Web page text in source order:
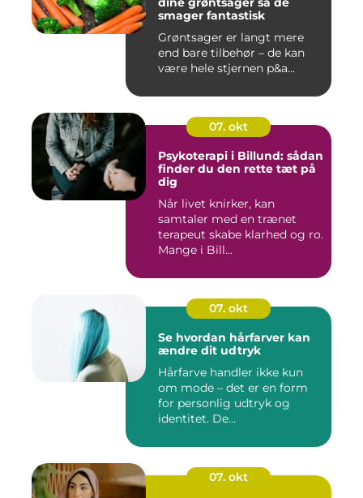
smager fantastisk
Grøntsager er langt mere
end bare tilbehør – de kan
være hele stjernen p&a...
07. okt
Psykoterapi i Billund: sådan
finder du den rette tæt på
dig
Når livet knirker, kan
samtaler med en trænet
terapeut skabe klarhed og ro.
Mange i Bill...
07. okt
Se hvordan hårfarver kan
ændre dit udtryk
Hårfarve handler ikke kun
om mode – det er en form
for personlig udtryk og
identitet. De...
07. okt